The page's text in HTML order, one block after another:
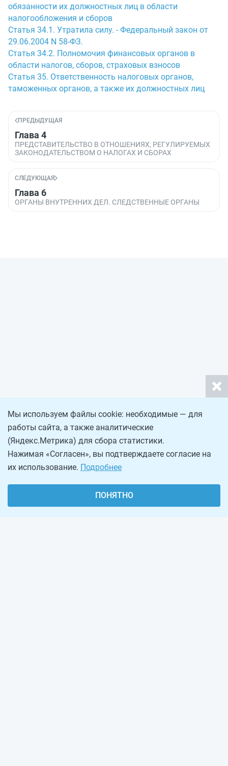
обязанности их должностных лиц в области
налогообложения и сборов
Статья 34.1. Утратила силу. - Федеральный закон от
29.06.2004 N 58-ФЗ.
Статья 34.2. Полномочия финансовых органов в
области налогов, сборов, страховых взносов
Статья 35. Ответственность налоговых органов,
таможенных органов, а также их должностных лиц
ПРЕДЫДУЩАЯ
Глава 4
ПРЕДСТАВИТЕЛЬСТВО В ОТНОШЕНИЯХ, РЕГУЛИРУЕМЫХ
ЗАКОНОДАТЕЛЬСТВОМ О НАЛОГАХ И СБОРАХ
СЛЕДУЮЩАЯ
Глава 6
ОРГАНЫ ВНУТРЕННИХ ДЕЛ. СЛЕДСТВЕННЫЕ ОРГАНЫ
Мы используем файлы cookie: необходимые — для
работы сайта, а также аналитические
(Яндекс.Метрика) для сбора статистики.
Нажимая «Согласен», вы подтверждаете согласие на
их использование. Подробнее
ПОНЯТНО